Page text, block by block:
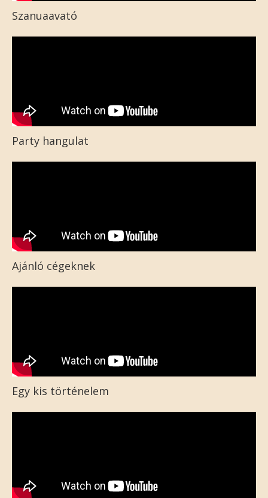
Szanuaavató
Party hangulat
Ajánló cégeknek
Egy kis történelem